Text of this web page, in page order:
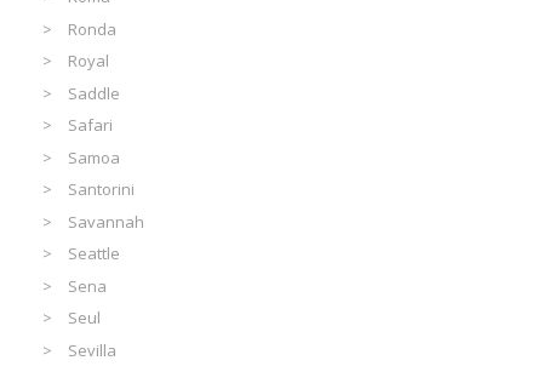
Ronda
Royal
Saddle
Safari
Samoa
Santorini
Savannah
Seattle
Sena
Seul
Sevilla